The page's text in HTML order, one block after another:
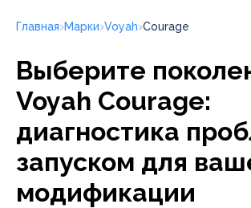
Главная Марки Voyah Courage
Выберите
Voyah Courage:
диагностика
запуском для
модификации